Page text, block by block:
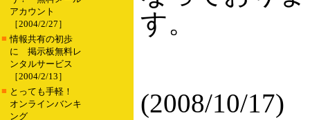
アカウント
［2004/2/27］
■ 情報共有の初歩
に 掲示板無料レ
ンタルサービス
［2004/2/13］
■ とっても手軽！
オンラインバンキ
ング
す。
(2008/10/17)